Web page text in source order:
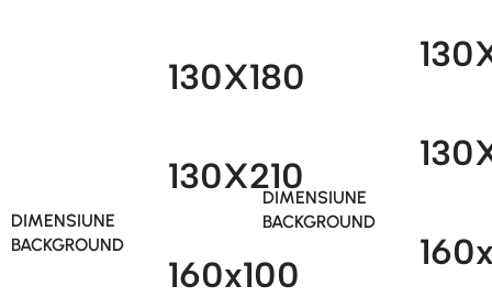
DIMENSIUNE
BACKGROUND
130X180
130X210
160x100
DIMENSIUNE
BACKGROUND